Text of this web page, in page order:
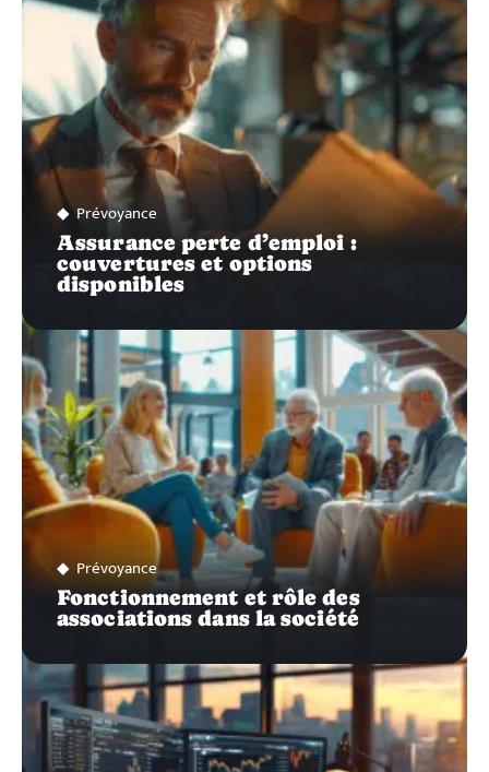
Prévoyance
Assurance perte d’emploi :
couvertures et options
disponibles
Prévoyance
Fonctionnement et rôle des
associations dans la société